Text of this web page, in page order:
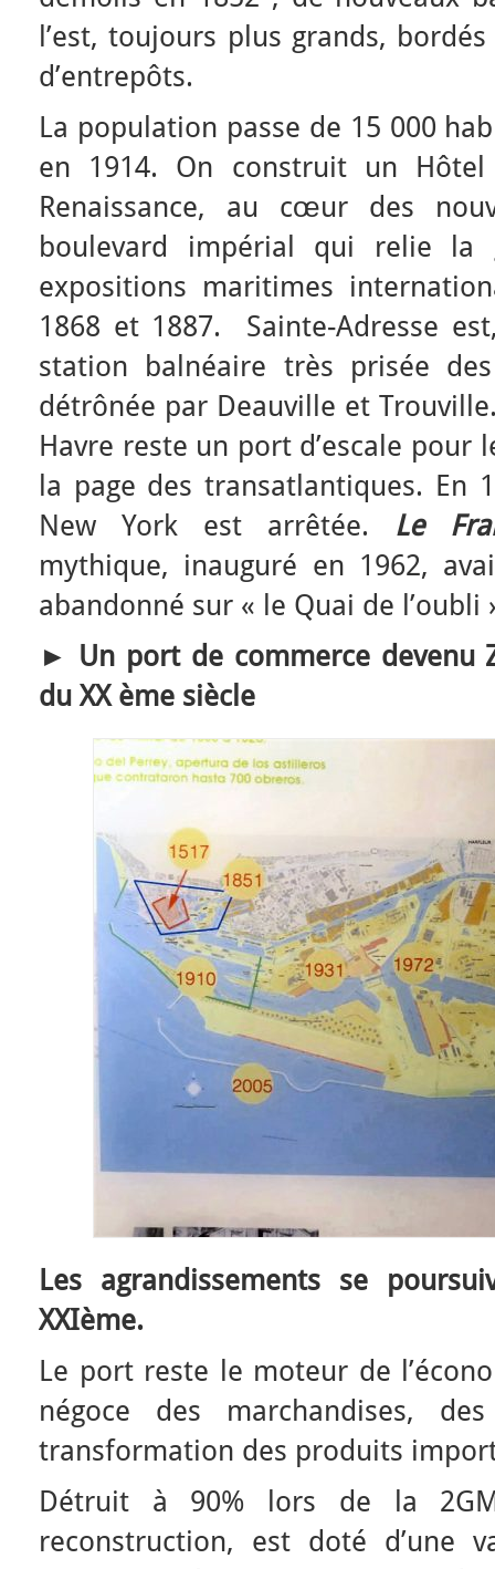
l’est, toujours plus grands,
d’entrepôts.
La population passe de 15 000
en 1914. On construit un
Renaissance, au cœur des
boulevard impérial qui relie
expositions maritimes
1868 et 1887. Sainte-Adresse
station balnéaire très prisée
détrônée par Deauville et
Havre reste un port d’escale pour
la page des transatlantiques. En
New York est arrêtée. Le
mythique, inauguré en 1962,
abandonné sur « le Quai de l’oubli
► Un port de commerce devenu
du XX ème siècle
Les agrandissements se
XXIème.
Le port reste le moteur de
négoce des marchandises,
transformation des produits
Détruit à 90% lors de la
reconstruction, est doté d’une